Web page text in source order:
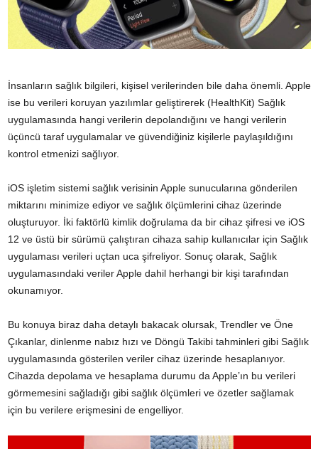
İnsanların sağlık bilgileri, kişisel verilerinden bile daha önemli. Apple
ise bu verileri koruyan yazılımlar geliştirerek (HealthKit) Sağlık
uygulamasında hangi verilerin depolandığını ve hangi verilerin
üçüncü taraf uygulamalar ve güvendiğiniz kişilerle paylaşıldığını
kontrol etmenizi sağlıyor.
iOS işletim sistemi sağlık verisinin Apple sunucularına gönderilen
miktarını minimize ediyor ve sağlık ölçümlerini cihaz üzerinde
oluşturuyor. İki faktörlü kimlik doğrulama da bir cihaz şifresi ve iOS
12 ve üstü bir sürümü çalıştıran cihaza sahip kullanıcılar için Sağlık
uygulaması verileri uçtan uca şifreliyor. Sonuç olarak, Sağlık
uygulamasındaki veriler Apple dahil herhangi bir kişi tarafından
okunamıyor.
Bu konuya biraz daha detaylı bakacak olursak, Trendler ve Öne
Çıkanlar, dinlenme nabız hızı ve Döngü Takibi tahminleri gibi Sağlık
uygulamasında gösterilen veriler cihaz üzerinde hesaplanıyor.
Cihazda depolama ve hesaplama durumu da Apple’ın bu verileri
görmemesini sağladığı gibi sağlık ölçümleri ve özetler sağlamak
için bu verilere erişmesini de engelliyor.